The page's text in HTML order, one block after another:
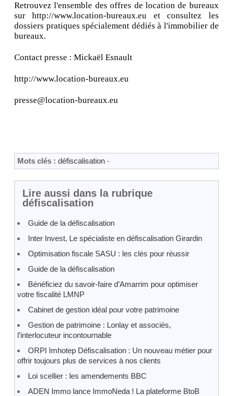
Retrouvez l'ensemble des offres de location de bureaux
sur http://www.location-bureaux.eu et consultez les
dossiers pratiques spécialement dédiés à l'immobilier de
bureaux.
Contact presse : Mickaël Esnault
http://www.location-bureaux.eu
presse@location-bureaux.eu
Mots clés : défiscalisation -
Lire aussi dans la rubrique
défiscalisation
Guide de la défiscalisation
Inter Invest, Le spécialiste en défiscalisation Girardin
Optimisation fiscale SASU : les clés pour réussir
Guide de la défiscalisation
Bénéficiez du savoir-faire d’Amarrim pour optimiser
votre fiscalité LMNP
Cabinet de gestion idéal pour votre patrimoine
Gestion de patrimoine : Lonlay et associés,
l’interlocuteur incontournable
ORPI Imhotep Défiscalisation : Un nouveau métier pour
offrir toujours plus de services à nos clients
Loi scellier : les amendements BBC
ADEN Immo lance ImmoNeda ! La plateforme BtoB